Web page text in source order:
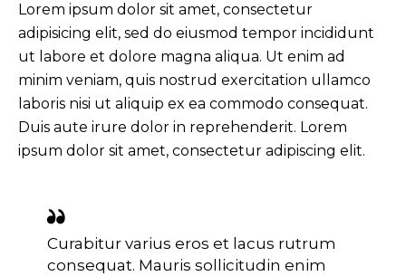
Lorem ipsum dolor sit amet, consectetur
adipisicing elit, sed do eiusmod tempor incididunt
ut labore et dolore magna aliqua. Ut enim ad
minim veniam, quis nostrud exercitation ullamco
laboris nisi ut aliquip ex ea commodo consequat.
Duis aute irure dolor in reprehenderit. Lorem
ipsum dolor sit amet, consectetur adipiscing elit.
Curabitur varius eros et lacus rutrum
consequat. Mauris sollicitudin enim